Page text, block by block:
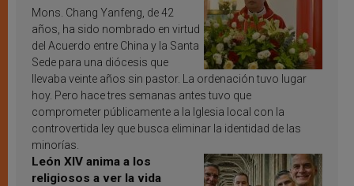
Mons. Chang Yanfeng, de 42
años, ha sido nombrado en virtud
del Acuerdo entre China y la Santa
Sede para una diócesis que
llevaba veinte años sin pastor. La ordenación tuvo lugar
hoy. Pero hace tres semanas antes tuvo que
comprometer públicamente a la Iglesia local con la
controvertida ley que busca eliminar la identidad de las
minorías.
León XIV anima a los
religiosos a ver la vida